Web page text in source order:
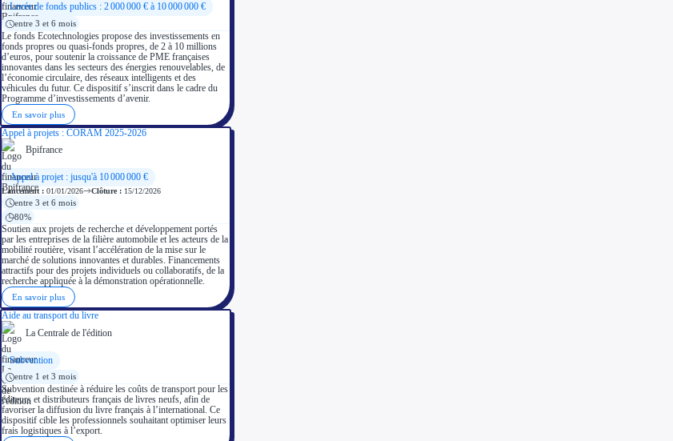
Levée de fonds publics : 2 000 000 € à 10 000 000 €
entre 3 et 6 mois
Le fonds Ecotechnologies propose des investissements en
fonds propres ou quasi-fonds propres, de 2 à 10 millions
d’euros, pour soutenir la croissance de PME françaises
innovantes dans les secteurs des énergies renouvelables, de
l’économie circulaire, des réseaux intelligents et des
véhicules du futur. Ce dispositif s’inscrit dans le cadre du
Programme d’investissements d’avenir.
En savoir plus
Appel à projets : CORAM 2025-2026
Bpifrance
Appel à projet : jusqu'à 10 000 000 €
Lancement : 01/01/2026 Clôture : 15/12/2026
entre 3 et 6 mois
80%
Soutien aux projets de recherche et développement portés
par les entreprises de la filière automobile et les acteurs de la
mobilité routière, visant l’accélération de la mise sur le
marché de solutions innovantes et durables. Financements
attractifs pour des projets individuels ou collaboratifs, de la
recherche appliquée à la démonstration opérationnelle.
En savoir plus
Aide au transport du livre
La Centrale de l'édition
Subvention
entre 1 et 3 mois
Subvention destinée à réduire les coûts de transport pour les
éditeurs et distributeurs français de livres neufs, afin de
favoriser la diffusion du livre français à l’international. Ce
dispositif cible les professionnels souhaitant optimiser leurs
frais logistiques à l’export.